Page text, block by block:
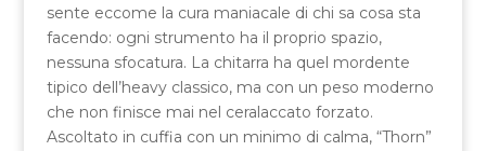
sente eccome la cura maniacale di chi sa cosa sta
facendo: ogni strumento ha il proprio spazio,
nessuna sfocatura. La chitarra ha quel mordente
tipico dell’heavy classico, ma con un peso moderno
che non finisce mai nel ceralaccato forzato.
Ascoltato in cuffia con un minimo di calma, “Thorn”